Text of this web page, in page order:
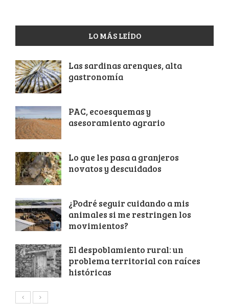
LO MÁS LEÍDO
Las sardinas arenques, alta
gastronomía
PAC, ecoesquemas y
asesoramiento agrario
Lo que les pasa a granjeros
novatos y descuidados
¿Podré seguir cuidando a mis
animales si me restringen los
movimientos?
El despoblamiento rural: un
problema territorial con raíces
históricas